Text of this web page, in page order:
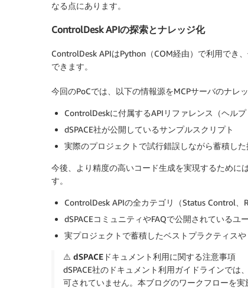
なる点にあります。
ControlDesk APIの探索とナレッジ化
ControlDesk APIはPython（COM経由）で利用でき
できます。
今回のPoCでは、以下の情報源をMCPサーバのナレ
ControlDeskに付属するAPIリファレンス（ヘルプ
dSPACE社が公開しているサンプルスクリプト
実際のプロジェクトで試行錯誤しながら蓄積し
今後、より精度の高いコード生成を実現するために
す。
ControlDesk APIの全カテゴリ（Status Control
dSPACEコミュニティやFAQで公開されているユ
実プロジェクトで蓄積したベストプラクティス
⚠️ dSPACEドキュメント利用に関する注意事項
dSPACE社のドキュメント利用ガイドラインで
可されていません。本ブログのワークフローを